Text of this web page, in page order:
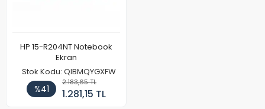
HP 15-R204NT Notebook
Ekran
Stok Kodu: QIBMQYGXFW
%41
2.183,65 TL
1.281,15 TL